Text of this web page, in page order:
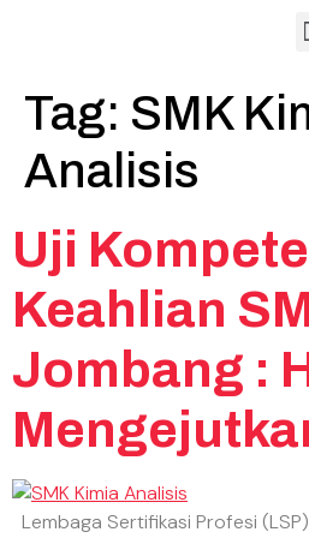
Tag: SMK
Analisis
Uji
Keahlian
Jombang :
Lembaga Sertifikasi Profesi